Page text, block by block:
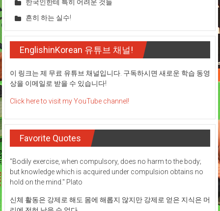
한국인한테 특히 어려운 것들
흔히 하는 실수!
EnglishinKorean 유튜브 채널!
이 링크는 제 무료 유튜브 채널입니다. 구독하시면 새로운 학습 동영
상을 이메일로 받을 수 있습니다!
Click here to visit my YouTube channel!
Favorite Quotes
"Bodily exercise, when compulsory, does no harm to the body;
but knowledge which is acquired under compulsion obtains no
hold on the mind." Plato
신체 활동은 강제로 해도 몸에 해롭지 않지만 강제로 얻은 지식은 머